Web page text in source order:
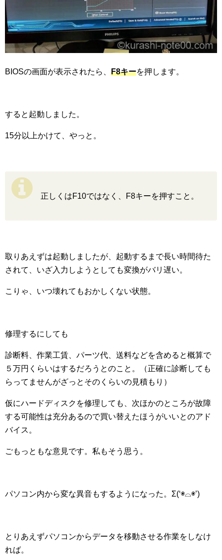
BIOSの画面が表示されたら、 F8キーを押します。
すると起動しました。
15分以上かけて、やっと。
正しくはF10ではなく、F8キーを押すこと。
取りあえずは起動しましたが、起動するまで長い時間待た
されて、いざ入力しようとしても変換がバリ遅い。
こりゃ、いつ壊れてもおかしくない状態。
修理するにしても
診断料、作業工賃、パーツ代、送料などを含めると概算で
５万円くらいはするだろうとのこと。（正確に診断しても
らってませんがざっとそのくらいの見積もり）
仮にハードディスクを修理しても、次ほかのところが故障
する可能性は充分あるので買い替えたほうがいいとのアド
バイス。
ごもっともな意見です。私もそう思う。
パソコン内から変な異音もするようになった。Σ(‘◉⌓◉’)
とりあえずパソコンからデータを移動させる作業をしなけ
れば。